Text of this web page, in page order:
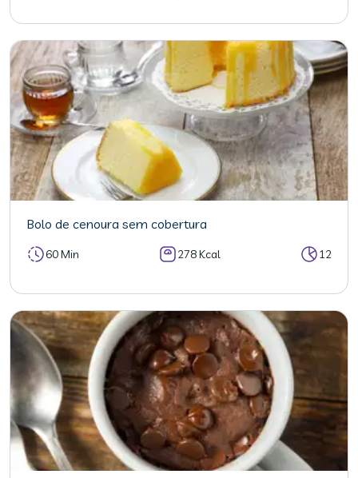
Bolo de cenoura sem cobertura
60 Min 278 Kcal 12